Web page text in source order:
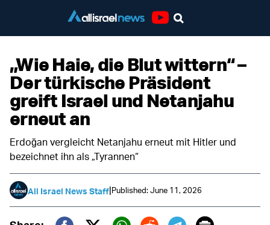
„Wie Haie, die Blut wittern“ –
Der türkische Präsident
greift Israel und Netanjahu
erneut an
Erdoğan vergleicht Netanjahu erneut mit Hitler und
bezeichnet ihn als „Tyrannen“
All Israel News Staff|Published: June 11, 2026